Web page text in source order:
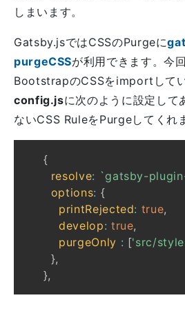
しまいます。
Gatsby.jsではCSSのPurgeに
purgeCSSが利用できます。今
BootstrapのCSSをimportして
config.jsに次のように設定して
ないCSS RuleをPurgeしてくれ
{
resolve: ` gatsby-
options: {
printRejected: true,
develop: true,
purgeOnly : ['src/
},
},